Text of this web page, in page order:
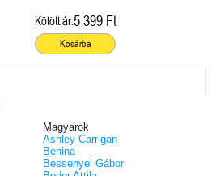
Kötött ár:5 399 Ft
Kosárba
Magyarok
Ashley Carrigan
Benina
Bessenyei Gábor